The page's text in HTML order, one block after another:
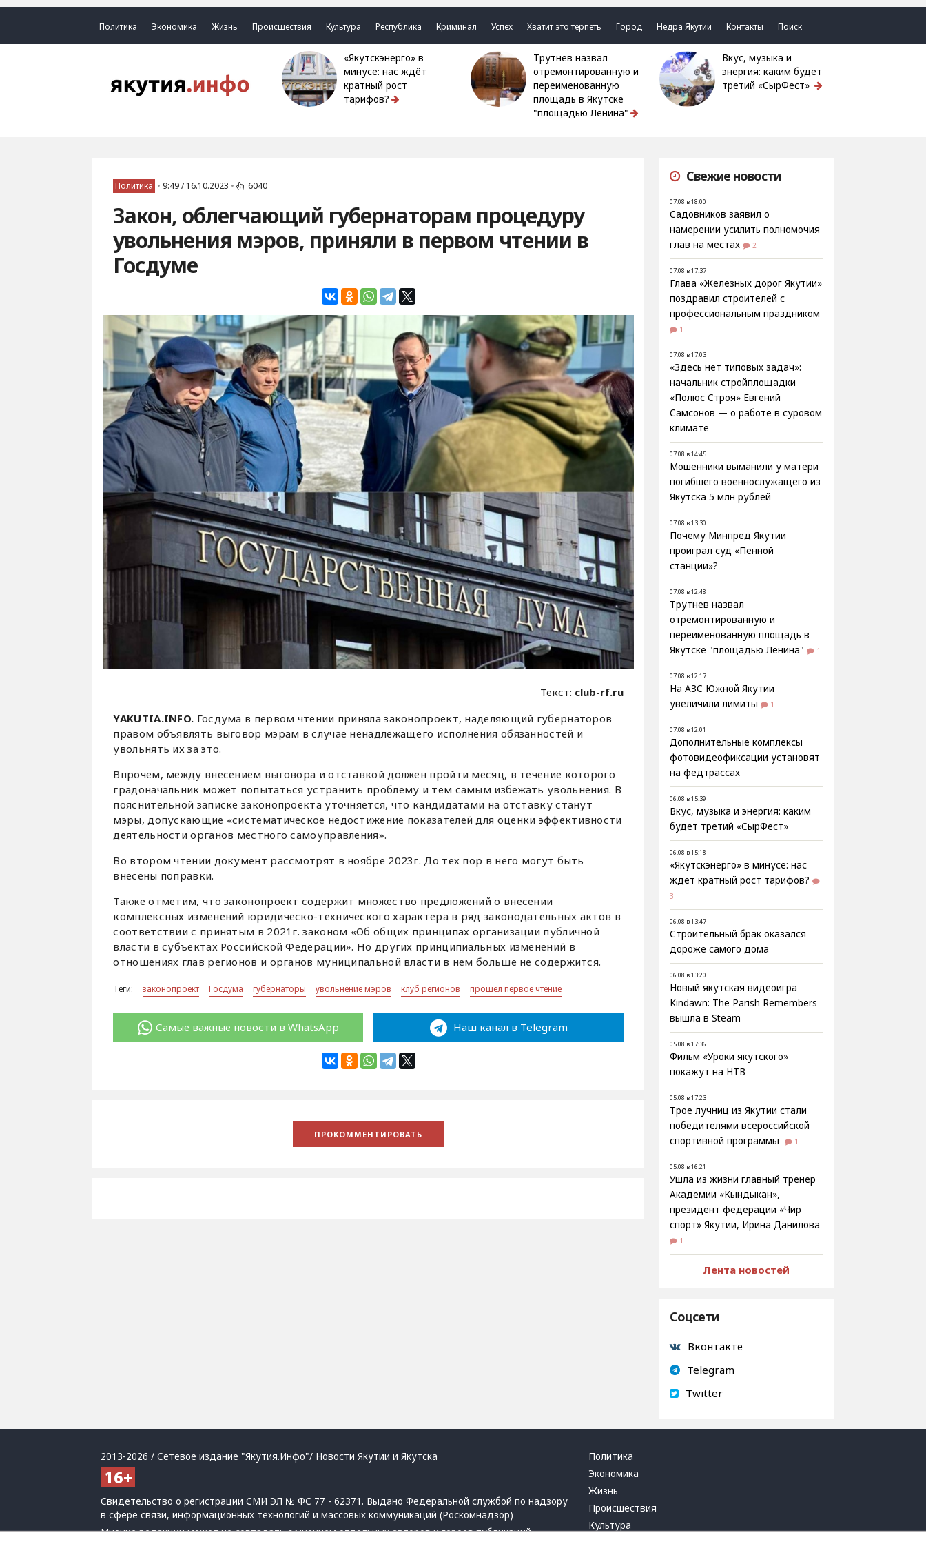
Политика Экономика Жизнь Происшествия Культура Республика Криминал Успех Хватит это терпеть Город Недра Якутии Контакты Поиск
«Якутскэнерго» в
минусе: нас ждёт
кратный рост
тарифов?
Трутнев назвал
отремонтированную и
переименованную
площадь в Якутске
"площадью Ленина"
Вкус, музыка и
энергия: каким будет
третий «СырФест»
Политика • 9:49 / 16.10.2023 • 6040
Закон, облегчающий губернаторам процедуру
увольнения мэров, приняли в первом чтении в
Госдуме
Текст: club-rf.ru
YAKUTIA.INFO. Госдума в первом чтении приняла законопроект, наделяющий губернаторов
правом объявлять выговор мэрам в случае ненадлежащего исполнения обязанностей и
увольнять их за это.
Впрочем, между внесением выговора и отставкой должен пройти месяц, в течение которого
градоначальник может попытаться устранить проблему и тем самым избежать увольнения. В
пояснительной записке законопроекта уточняется, что кандидатами на отставку станут
мэры, допускающие «систематическое недостижение показателей для оценки эффективности
деятельности органов местного самоуправления».
Во втором чтении документ рассмотрят в ноябре 2023г. До тех пор в него могут быть
внесены поправки.
Также отметим, что законопроект содержит множество предложений о внесении
комплексных изменений юридическо-технического характера в ряд законодательных актов в
соответствии с принятым в 2021г. законом «Об общих принципах организации публичной
власти в субъектах Российской Федерации». Но других принципиальных изменений в
отношениях глав регионов и органов муниципальной власти в нем больше не содержится.
Теги: законопроект Госдума губернаторы увольнение мэров клуб регионов прошел первое чтение
Самые важные новости в WhatsApp Наш канал в Telegram
Свежие новости
07.08 в 18:00
Садовников заявил о
намерении усилить полномочия
глав на местах
2
07.08 в 17:37
Глава «Железных дорог Якутии»
поздравил строителей с
профессиональным праздником
1
07.08 в 17:03
«Здесь нет типовых задач»:
начальник стройплощадки
«Полюс Строя» Евгений
Самсонов — о работе в суровом
климате
07.08 в 14:45
Мошенники выманили у матери
погибшего военнослужащего из
Якутска 5 млн рублей
07.08 в 13:30
Почему Минпред Якутии
проиграл суд «Пенной
станции»?
07.08 в 12:48
Трутнев назвал
отремонтированную и
переименованную площадь в
Якутске "площадью Ленина"
1
07.08 в 12:17
На АЗС Южной Якутии
увеличили лимиты
1
07.08 в 12:01
Дополнительные комплексы
фотовидеофиксации установят
на федтрассах
06.08 в 15:39
Вкус, музыка и энергия: каким
будет третий «СырФест»
06.08 в 15:18
«Якутскэнерго» в минусе: нас
ждёт кратный рост тарифов?
3
06.08 в 13:47
Строительный брак оказался
дороже самого дома
06.08 в 13:20
Новый якутская видеоигра
Kindawn: The Parish Remembers
вышла в Steam
05.08 в 17:36
Фильм «Уроки якутского»
покажут на НТВ
05.08 в 17:23
Трое лучниц из Якутии стали
победителями всероссийской
спортивной программы
1
05.08 в 16:21
Ушла из жизни главный тренер
Академии «Кындыкан»,
президент федерации «Чир
спорт» Якутии, Ирина Данилова
1
Лента новостей
Соцсети
Вконтакте
Telegram
Twitter
2013-2026 / Сетевое издание "Якутия.Инфо"/ Новости Якутии и Якутска
Свидетельство о регистрации СМИ ЭЛ № ФС 77 - 62371. Выдано Федеральной службой по надзору
в сфере связи, информационных технологий и массовых коммуникаций (Роскомнадзор)
Мнение редакции может не совпадать с мнением отдельных авторов и героев публикаций.
Политика
Экономика
Жизнь
Происшествия
Культура